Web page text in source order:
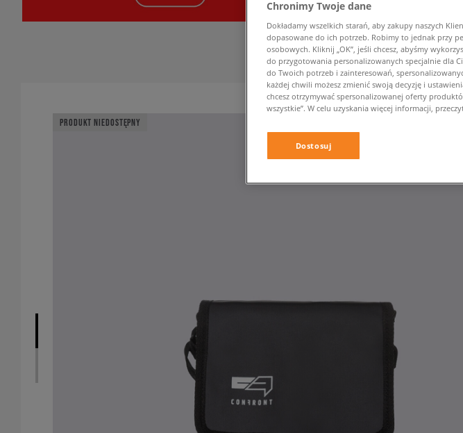
PRODUKT NIEDOSTĘPNY
Chronimy Twoje dane
Dokładamy wszelkich starań, aby zakupy naszych
dopasowane do ich potrzeb. Robimy to jednak przy
osobowych. Kliknij „OK”, jeśli chcesz, abyśmy
do przygotowania personalizowanych specjalnie dla
do Twoich potrzeb i zainteresowań,
każdej chwili możesz zmienić swoją decyzję i
chcesz otrzymywać spersonalizowanej oferty
wszystkie”. W celu uzyskania więcej informacji,
Dostosuj